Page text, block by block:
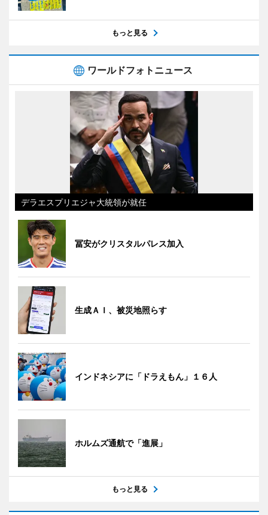
もっと見る
ワールドフォトニュース
デラエスプリエジャ大統領が就任
冨安がクリスタルパレス加入
生成ＡＩ、被災地照らす
インドネシアに「ドラえもん」１６人
ホルムズ通航で「進展」
もっと見る